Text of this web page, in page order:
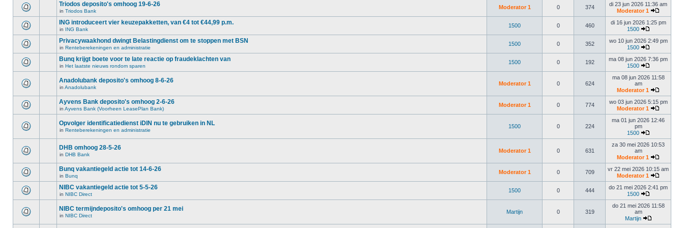
Triodos deposito's omhoog 19-6-26
in Triodos Bank
Moderator 1 0 374
di 23 jun 2026 11:36 am
Moderator 1
ING introduceert vier keuzepakketten, van €4 tot €44,99 p.m.
in ING Bank
1500 0 460
di 16 jun 2026 1:25 pm
1500
Privacywaakhond dwingt Belastingdienst om te stoppen met BSN
in Renteberekeningen en administratie
1500 0 352
wo 10 jun 2026 2:49 pm
1500
Bunq krijgt boete voor te late reactie op fraudeklachten van
in Het laatste nieuws rondom sparen
1500 0 192
ma 08 jun 2026 7:36 pm
1500
Anadolubank deposito's omhoog 8-6-26
in Anadolubank
Moderator 1 0 624
ma 08 jun 2026 11:58
am
Moderator 1
Ayvens Bank deposito's omhoog 2-6-26
in Ayvens Bank (Voorheen LeasePlan Bank)
Moderator 1 0 774
wo 03 jun 2026 5:15 pm
Moderator 1
Opvolger identificatiedienst iDIN nu te gebruiken in NL
in Renteberekeningen en administratie
1500 0 224
ma 01 jun 2026 12:46
pm
1500
DHB omhoog 28-5-26
in DHB Bank
Moderator 1 0 631
za 30 mei 2026 10:53
am
Moderator 1
Bunq vakantiegeld actie tot 14-6-26
in Bunq
Moderator 1 0 709
vr 22 mei 2026 10:15 am
Moderator 1
NIBC vakantiegeld actie tot 5-5-26
in NIBC Direct
1500 0 444
do 21 mei 2026 2:41 pm
1500
NIBC termijndeposito's omhoog per 21 mei
in NIBC Direct
Martijn 0 319
do 21 mei 2026 11:58
am
Martijn